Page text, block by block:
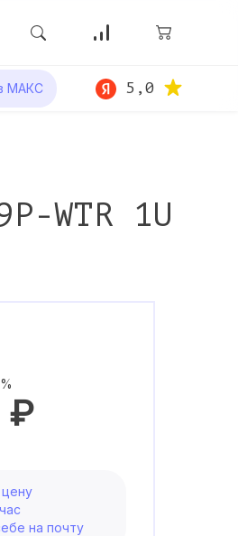
МАКС 5,0
WTR 1U
₽
на почту